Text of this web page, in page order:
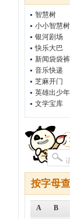
智慧树
小小智慧树
银河剧场
快乐大巴
新闻袋袋裤
音乐快递
芝麻开门
英雄出少年
文学宝库
按字母
A B